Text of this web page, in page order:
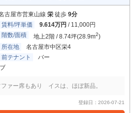
古屋市営東山線 栄 徒歩 9分
賃料/坪単価
9.614万円 / 11,000円
階数/面積
地上2階 / 8.74坪(28.9m2)
所在地
名古屋市中区栄4
前テナント
バー
ァー席もあり イスは、ほぼ新品。
登録日：2026-07-21